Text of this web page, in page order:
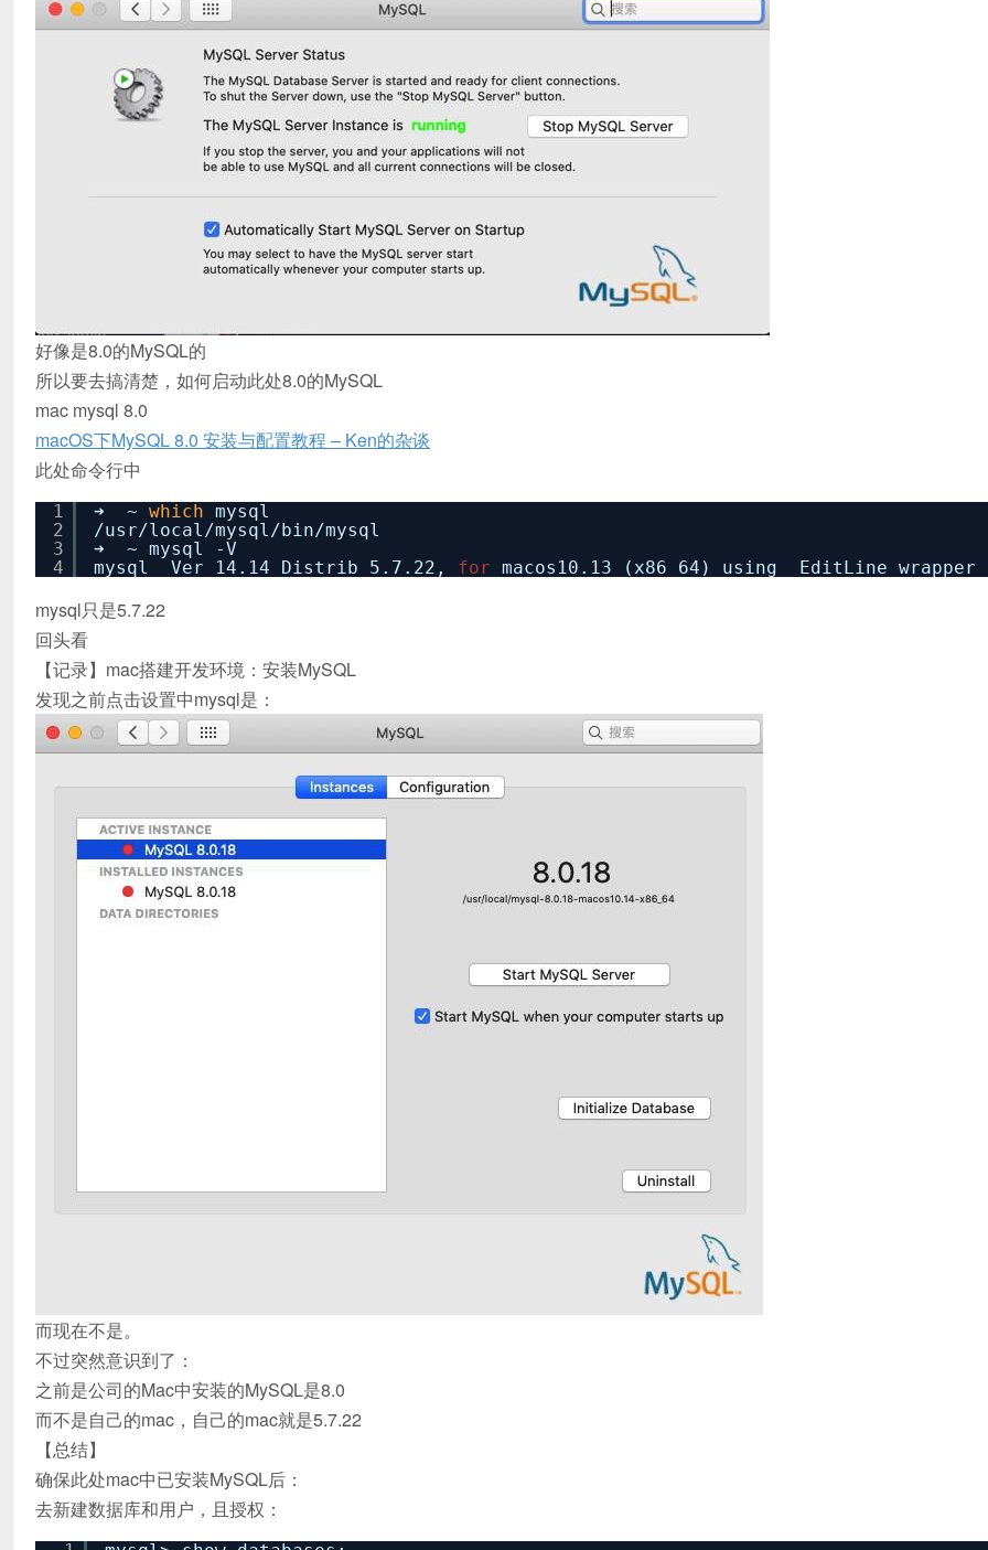
好像是8.0的MySQL的
所以要去搞清楚，如何启动此处8.0的MySQL
mac mysql 8.0
macOS下MySQL 8.0 安装与配置教程 – Ken的杂谈
此处命令行中
1
2
3
4
➜ ~ which mysql
/usr/local/mysql/bin/mysql
➜ ~ mysql -V
mysql Ver 14.14 Distrib 5.7.22, for macos10.13 (x86_64) using EditLine wrapper
mysql只是5.7.22
回头看
【记录】mac搭建开发环境：安装MySQL
发现之前点击设置中mysql是：
而现在不是。
不过突然意识到了：
之前是公司的Mac中安装的MySQL是8.0
而不是自己的mac，自己的mac就是5.7.22
【总结】
确保此处mac中已安装MySQL后：
去新建数据库和用户，且授权：